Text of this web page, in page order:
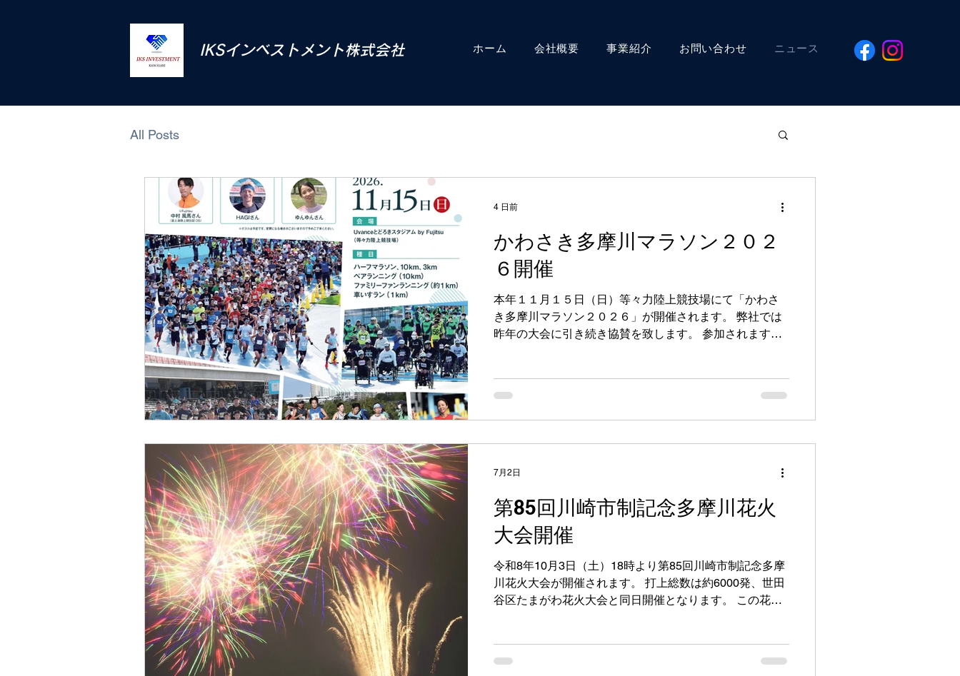
IKSインベストメント株式会社 ホーム 会社概要 事業紹介 お問い合わせ ニュース
All Posts
かわさき多摩川マラソン２０２
６開催
本年１１月１５日（日）等々力陸上競技場にて「かわさ
き多摩川マラソン２０２６」が開催されます。 弊社では
昨年の大会に引き続き協賛を致します。 参加されますラ
4 日前
第85回川崎市制記念多摩川花火
大会開催
令和8年10月3日（土）18時より第85回川崎市制記念多摩
川花火大会が開催されます。 打上総数は約6000発、世田
谷区たまがわ花火大会と同日開催となります。 この花火
ます。 花火大会の情報は川崎市観光協会HPにて情報発信
7月2日